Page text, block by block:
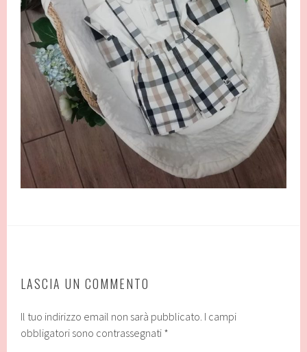
LASCIA UN COMMENTO
Il tuo indirizzo email non sarà pubblicato. I campi
obbligatori sono contrassegnati *